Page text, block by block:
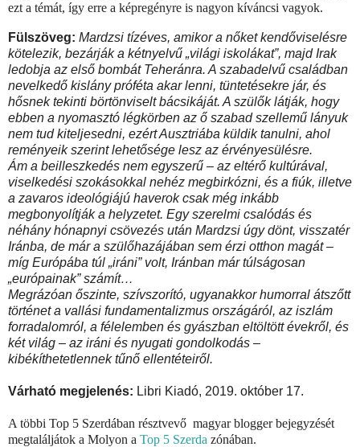
ezt a témát, így erre a képregényre is nagyon kíváncsi vagyok.
Fülszöveg: Mardzsi ​tízéves, amikor a nőket kendőviselésre
kötelezik, bezárják a kétnyelvű „világi iskolákat”, majd Irak
ledobja az első bombát Teheránra. A szabadelvű családban
nevelkedő kislány próféta akar lenni, tüntetésekre jár, és
hősnek tekinti börtönviselt bácsikáját. A szülők látják, hogy
ebben a nyomasztó légkörben az ő szabad szellemű lányuk
nem tud kiteljesedni, ezért Ausztriába küldik tanulni, ahol
reményeik szerint lehetősége lesz az érvényesülésre.
Ám a beilleszkedés nem egyszerű – az eltérő kultúrával,
viselkedési szokásokkal nehéz megbirkózni, és a fiúk, illetve
a zavaros ideológiájú haverok csak még inkább
megbonyolítják a helyzetet. Egy szerelmi csalódás és
néhány hónapnyi csövezés után Mardzsi úgy dönt, visszatér
Iránba, de már a szülőhazájában sem érzi otthon magát –
míg Európába túl „iráni” volt, Iránban már túlságosan
„európainak” számít…
Megrázóan őszinte, szívszorító, ugyanakkor humorral átszőtt
történet a vallási fundamentalizmus országáról, az iszlám
forradalomról, a félelemben és gyászban eltöltött évekről, és
két világ – az iráni és nyugati gondolkodás –
kibékíthetetlennek tűnő ellentéteiről.
Várható megjelenés: Libri Kiadó, 2019. október 17.
A többi Top 5 Szerdában résztvevő magyar blogger bejegyzését
megtaláljátok a Molyon a Top 5 Szerda zónában.